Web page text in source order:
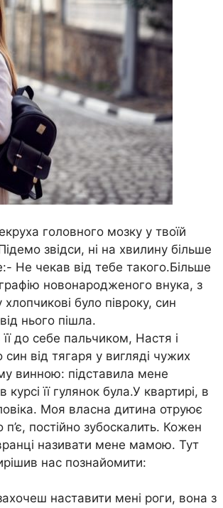
головного мозку у твоїй
звідси, ні на хвилину більше
Не чекав від тебе такого.Більше
новонародженого внука, з
було півроку, син
нього пішла.
до себе пальчиком, Настя і
від тягаря у вигляді чужих
винною: підставила мене
її гулянок була.У квартирі, в
Моя власна дитина отруює
постійно зубоскалить. Кожен
називати мене мамою. Тут
нас познайомити:
наставити мені роги, вона з